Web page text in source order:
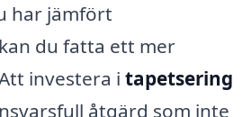
har jämfört
du fatta ett mer
investera i tapetsering
åtgärd som inte